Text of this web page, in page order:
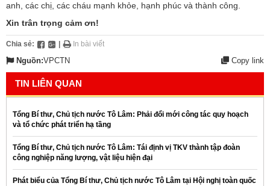
anh, các chị, các cháu mạnh khỏe, hạnh phúc và thành công.
Xin trân trọng cảm ơn!
Chia sẻ: In bài viết
Nguồn:VPCTN Copy link
TIN LIÊN QUAN
Tổng Bí thư, Chủ tịch nước Tô Lâm: Phải đổi mới công tác quy hoạch
và tổ chức phát triển hạ tầng
Tổng Bí thư, Chủ tịch nước Tô Lâm: Tái định vị TKV thành tập đoàn
công nghiệp năng lượng, vật liệu hiện đại
Phát biểu của Tổng Bí thư, Chủ tịch nước Tô Lâm tại Hội nghị toàn quốc